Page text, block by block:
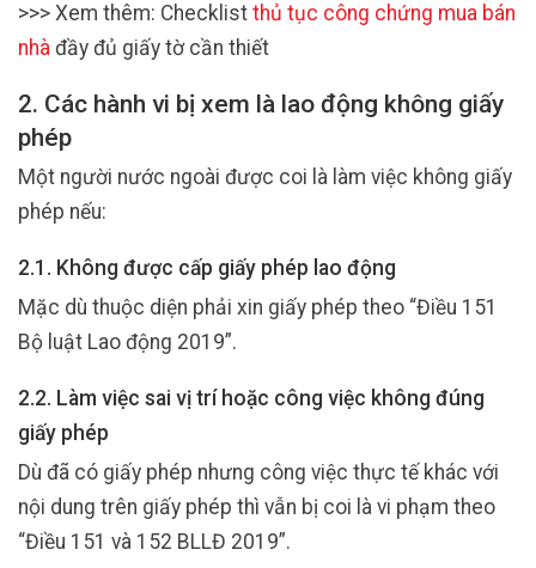
>>> Xem thêm: Checklist thủ tục công chứng mua bán
nhà đầy đủ giấy tờ cần thiết
2. Các hành vi bị xem là lao động không giấy
phép
Một người nước ngoài được coi là làm việc không giấy
phép nếu:
2.1. Không được cấp giấy phép lao động
Mặc dù thuộc diện phải xin giấy phép theo “Điều 151
Bộ luật Lao động 2019”.
2.2. Làm việc sai vị trí hoặc công việc không đúng
giấy phép
Dù đã có giấy phép nhưng công việc thực tế khác với
nội dung trên giấy phép thì vẫn bị coi là vi phạm theo
“Điều 151 và 152 BLLĐ 2019”.